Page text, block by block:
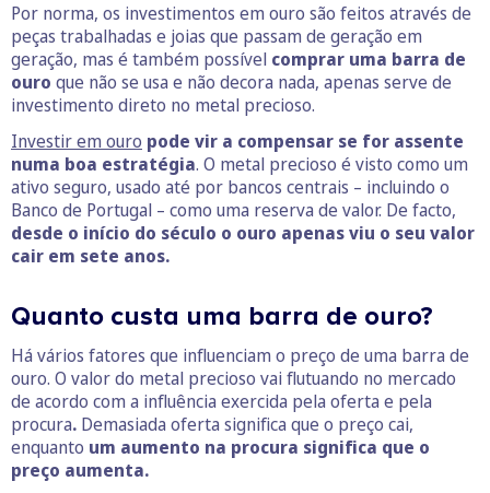
Por norma, os investimentos em ouro são feitos através de
peças trabalhadas e joias que passam de geração em
geração, mas é também possível comprar uma barra de
ouro que não se usa e não decora nada, apenas serve de
investimento direto no metal precioso.
Investir em ouro pode vir a compensar se for assente
numa boa estratégia. O metal precioso é visto como um
ativo seguro, usado até por bancos centrais – incluindo o
Banco de Portugal – como uma reserva de valor. De facto,
desde o início do século o ouro apenas viu o seu valor
cair em sete anos.
Quanto custa uma barra de ouro?
Há vários fatores que influenciam o preço de uma barra de
ouro. O valor do metal precioso vai flutuando no mercado
de acordo com a influência exercida pela oferta e pela
procura. Demasiada oferta significa que o preço cai,
enquanto um aumento na procura significa que o
preço aumenta.